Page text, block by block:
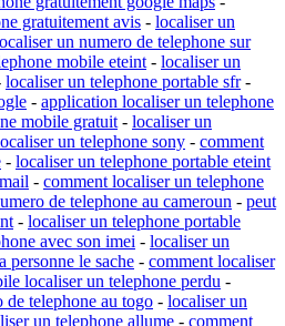
gratuitement avis - localiser un
un numero de telephone sur
mobile eteint - localiser un
localiser un telephone portable sfr-
- application localiser un telephone
mobile gratuit - localiser un
un telephone sony - comment
- localiser un telephone portable eteint
- comment localiser un telephone
de telephone au cameroun - peut
- localiser un telephone portable
avec son imei - localiser un
personne le sache - comment localiser
localiser un telephone perdu -
telephone au togo - localiser un
un telephone allume - comment